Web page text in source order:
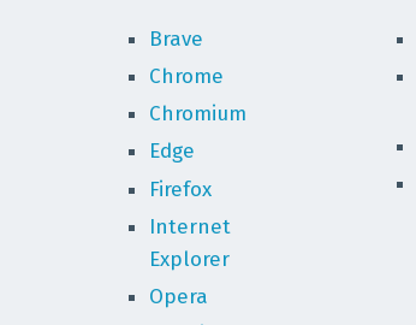
Brave
Chrome
Chromium
Edge
Firefox
Internet
Explorer
Opera